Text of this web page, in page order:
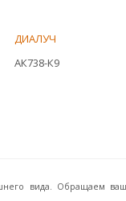
ДИАЛУЧ
АК738-К9
вида. Обращаем